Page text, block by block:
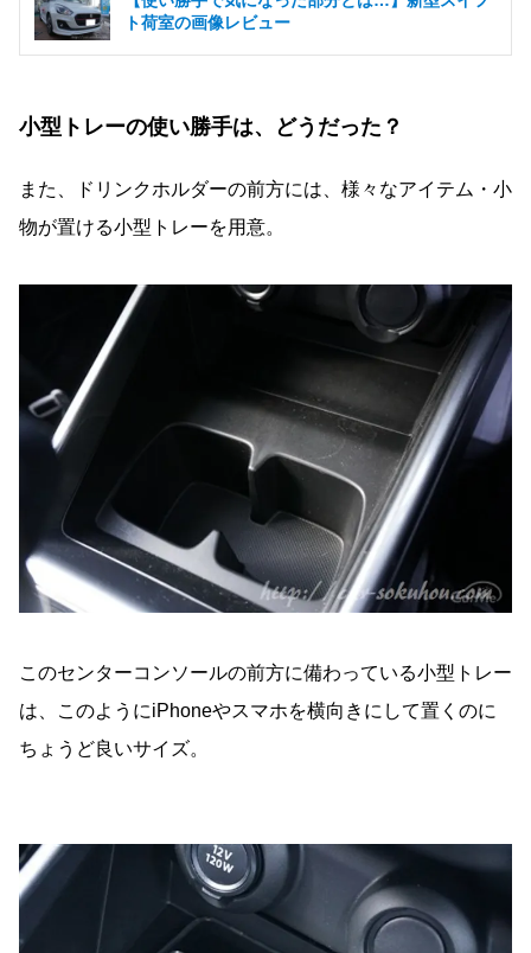
ト荷室の画像レビュー
小型トレーの使い勝手は、どうだった？
また、ドリンクホルダーの前方には、様々なアイテム・小
物が置ける小型トレーを用意。
このセンターコンソールの前方に備わっている小型トレー
は、このようにiPhoneやスマホを横向きにして置くのに
ちょうど良いサイズ。